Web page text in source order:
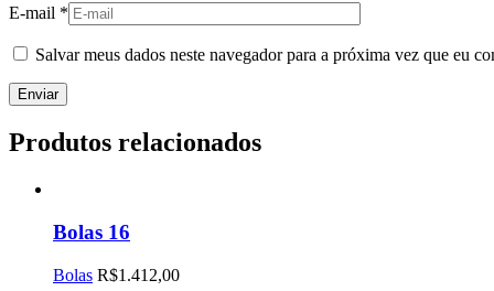
E-mail *
Salvar meus dados neste navegador para a próxima vez que eu
Produtos relacionados
Bolas 16
Bolas R$1.412,00